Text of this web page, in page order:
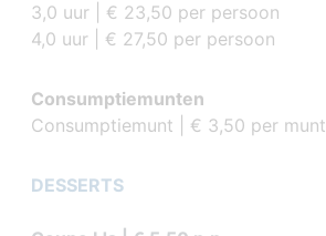
3,0 uur | € 23,50 per persoon
4,0 uur | € 27,50 per persoon
Consumptiemunten
Consumptiemunt | € 3,50 per munt
DESSERTS